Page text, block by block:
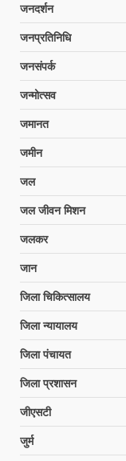
जनदर्शन
जनप्रतिनिधि
जनसंपर्क
जन्मोत्सव
जमानत
जमीन
जल
जल जीवन मिशन
जलकर
जान
जिला चिकित्सालय
जिला न्यायालय
जिला पंचायत
जिला प्रशासन
जीएसटी
जुर्म